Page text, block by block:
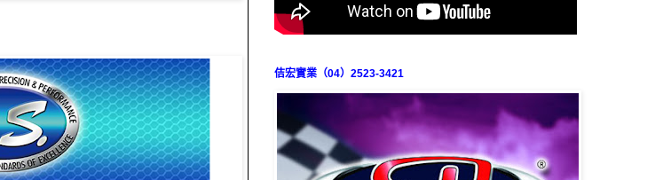
佶宏實業（04）2523-3421